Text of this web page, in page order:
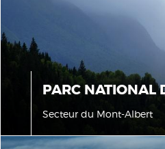
PARC NATIONAL
Secteur du Mont-Albert